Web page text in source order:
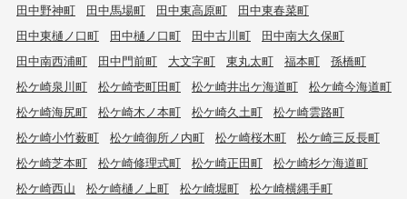
田中野神町
田中馬場町 田中東高原町
田中東春菜町
田中東樋ノ口町
田中樋ノ口町 田中古川町
田中南大久保町
田中南西浦町
田中門前町 大文字町 東丸太町 福本町
孫橋町
松ケ崎泉川町
松ケ崎壱町田町 松ケ崎井出ケ海道町
松ケ崎今海道町
松ケ崎海尻町
松ケ崎木ノ本町 松ケ崎久土町
松ケ崎雲路町
松ケ崎小竹薮町
松ケ崎御所ノ内町 松ケ崎桜木町
松ケ崎三反長町
松ケ崎芝本町
松ケ崎修理式町 松ケ崎正田町
松ケ崎杉ケ海道町
松ケ崎西山
松ケ崎樋ノ上町 松ケ崎堀町
松ケ崎横縄手町